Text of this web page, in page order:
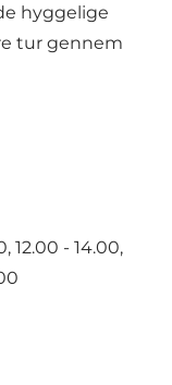
hyggelige
tur gennem
12.00 - 14.00,